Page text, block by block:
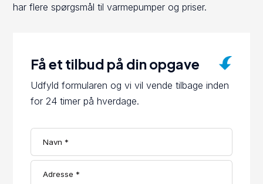
har flere spørgsmål til varmepumper og priser.
Få et tilbud på din opgave
Udfyld formularen og vi vil vende tilbage inden
for 24 timer på hverdage.